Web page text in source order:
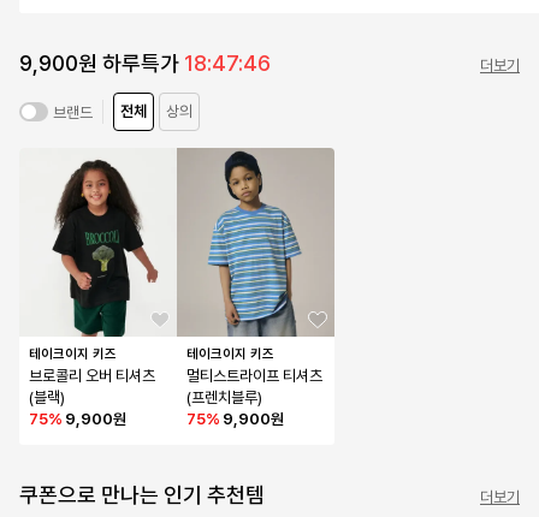
9,900원 하루특가 18:47:45 더보기
브랜드 전체 상의
테이크이지 키즈
브로콜리 오버 티셔츠
(블랙)
75% 9,900원
테이크이지 키즈
멀티스트라이프 티셔츠
(프렌치블루)
75% 9,900원
쿠폰으로 만나는 인기 추천템 더보기